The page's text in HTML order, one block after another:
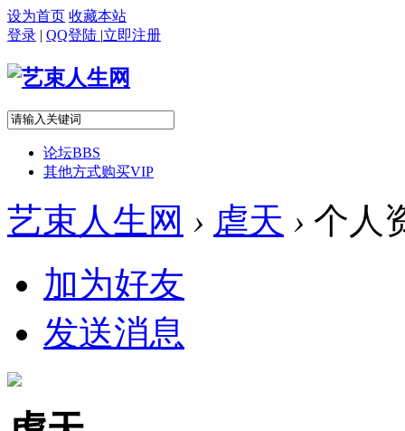
设为首页 收藏本站
登录 | QQ登陆 |立即注册
论坛BBS
其他方式购买VIP
艺束人生网 › 虐天 › 个人
加为好友
发送消息